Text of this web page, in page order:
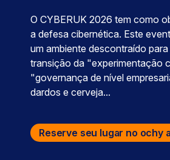
O CYBERUK 2026 tem como
a defesa cibernética. Este
um ambiente descontraído
transição da "experimentação
"governança de nível
dardos e cerveja...
Reserve seu lugar no ochy